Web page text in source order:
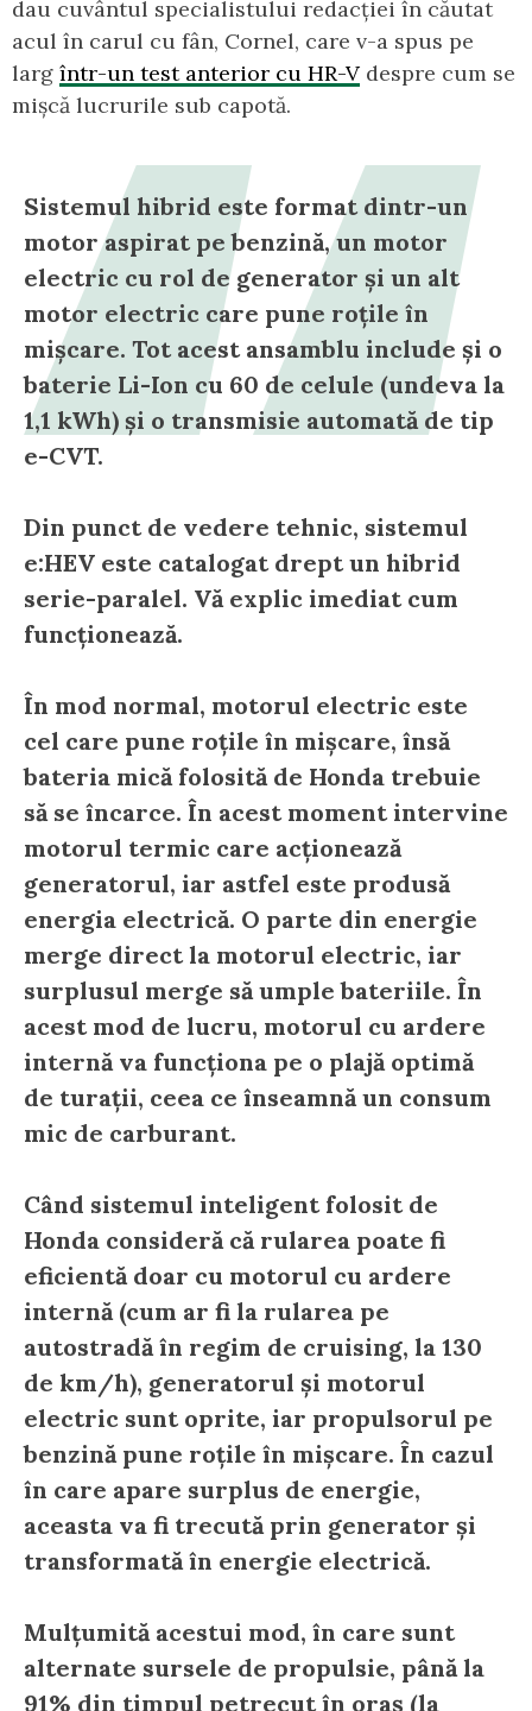
dau cuvântul specialistului redacției în căutat
acul în carul cu fân, Cornel, care v-a spus pe
larg într-un test anterior cu HR-V despre cum se
mișcă lucrurile sub capotă.
Sistemul hibrid este format dintr-un
motor aspirat pe benzină, un motor
electric cu rol de generator și un alt
motor electric care pune roțile în
mișcare. Tot acest ansamblu include și o
baterie Li-Ion cu 60 de celule (undeva la
1,1 kWh) și o transmisie automată de tip
e-CVT.
Din punct de vedere tehnic, sistemul
e:HEV este catalogat drept un hibrid
serie-paralel. Vă explic imediat cum
funcționează.
În mod normal, motorul electric este
cel care pune roțile în mișcare, însă
bateria mică folosită de Honda trebuie
să se încarce. În acest moment intervine
motorul termic care acționează
generatorul, iar astfel este produsă
energia electrică. O parte din energie
merge direct la motorul electric, iar
surplusul merge să umple bateriile. În
acest mod de lucru, motorul cu ardere
internă va funcționa pe o plajă optimă
de turații, ceea ce înseamnă un consum
mic de carburant.
Când sistemul inteligent folosit de
Honda consideră că rularea poate fi
eficientă doar cu motorul cu ardere
internă (cum ar fi la rularea pe
autostradă în regim de cruising, la 130
de km/h), generatorul și motorul
electric sunt oprite, iar propulsorul pe
benzină pune roțile în mișcare. În cazul
în care apare surplus de energie,
aceasta va fi trecută prin generator și
transformată în energie electrică.
Mulțumită acestui mod, în care sunt
alternate sursele de propulsie, până la
91% din timpul petrecut în oraș (la